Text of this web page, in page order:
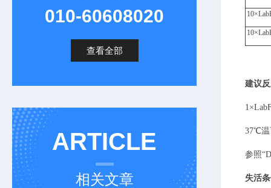
010-60608020
查看全部
ARTICLE
相关文章
10×
10×
建议
1×
37℃温
参照
失活